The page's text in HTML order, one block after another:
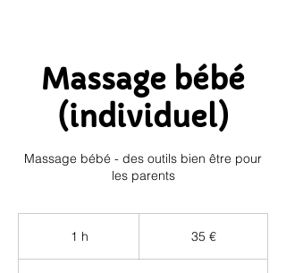
Massage bébé
(individuel)
Massage bébé - des outils bien être pour
les parents
1 h 35 €